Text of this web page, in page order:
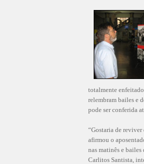
totalmente
relembram bailes e
pode ser conferida
“Gostaria de reviver
afirmou o
nas matinês e
Carlitos Santista,